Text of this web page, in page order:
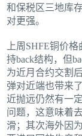
和保税区三地库
对更强。
上周SHFE铜价
持back结构，但
为近月合约交割
弹对近端也带来
近抛远仍然有一
问题，这意味着
滑；其次海外因